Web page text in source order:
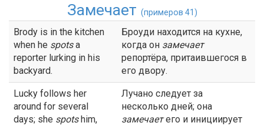
Замечает (примеров 41)
Brody is in the kitchen
when he spotsa
reporter lurking in his
backyard.
Броуди находится на кухне,
когда он замечает
репортёра, притаившегося в
его двору.
Lucky follows her
around for several
days; she spotshim,
Лучано следует за
несколько дней; она
замечаетего и инициирует